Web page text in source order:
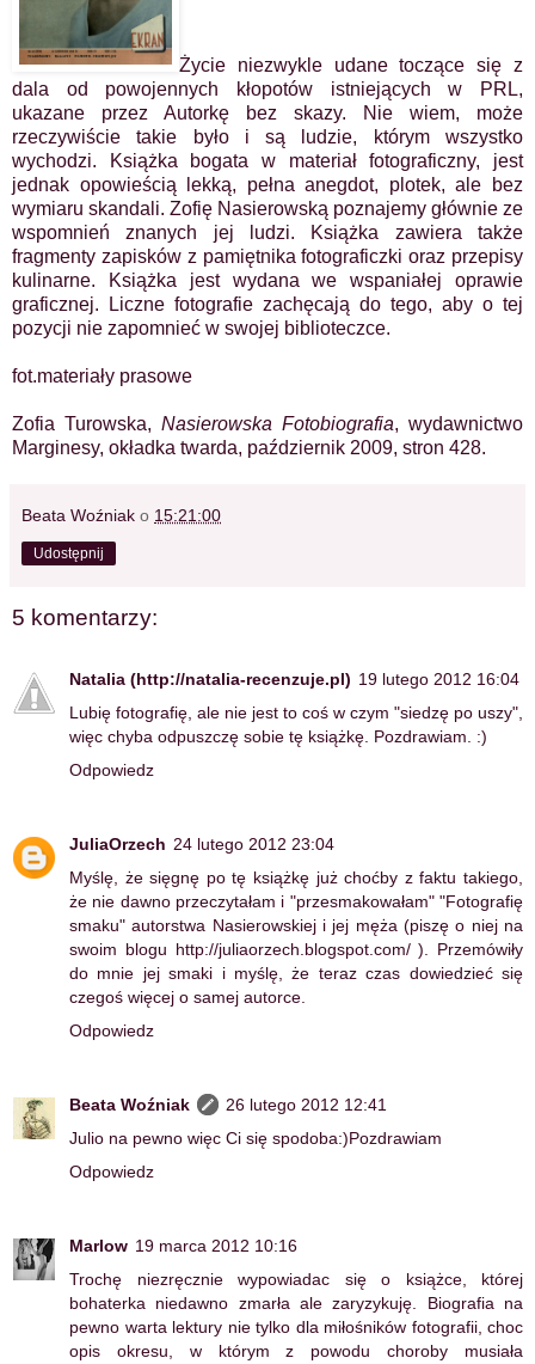
Życie niezwykle udane toczące się z
dala od powojennych kłopotów istniejących w PRL,
ukazane przez Autorkę bez skazy. Nie wiem, może
rzeczywiście takie było i są ludzie, którym wszystko
wychodzi. Książka bogata w materiał fotograficzny, jest
jednak opowieścią lekką, pełna anegdot, plotek, ale bez
wymiaru skandali. Zofię Nasierowską poznajemy głównie ze
wspomnień znanych jej ludzi. Książka zawiera także
fragmenty zapisków z pamiętnika fotograficzki oraz przepisy
kulinarne. Książka jest wydana we wspaniałej oprawie
graficznej. Liczne fotografie zachęcają do tego, aby o tej
pozycji nie zapomnieć w swojej biblioteczce.
fot.materiały prasowe
Zofia Turowska, Nasierowska Fotobiografia, wydawnictwo
Marginesy, okładka twarda, październik 2009, stron 428.
Beata Woźniak o 15:21:00
Udostępnij
5 komentarzy:
Natalia (http://natalia-recenzuje.pl) 19 lutego 2012 16:04
Lubię fotografię, ale nie jest to coś w czym "siedzę po uszy",
więc chyba odpuszczę sobie tę książkę. Pozdrawiam. :)
Odpowiedz
JuliaOrzech 24 lutego 2012 23:04
Myślę, że sięgnę po tę książkę już choćby z faktu takiego,
że nie dawno przeczytałam i "przesmakowałam" "Fotografię
smaku" autorstwa Nasierowskiej i jej męża (piszę o niej na
swoim blogu http://juliaorzech.blogspot.com/ ). Przemówiły
do mnie jej smaki i myślę, że teraz czas dowiedzieć się
czegoś więcej o samej autorce.
Odpowiedz
Beata Woźniak
26 lutego 2012 12:41
Julio na pewno więc Ci się spodoba:)Pozdrawiam
Odpowiedz
Marlow 19 marca 2012 10:16
Trochę niezręcznie wypowiadac się o książce, której
bohaterka niedawno zmarła ale zaryzykuję. Biografia na
pewno warta lektury nie tylko dla miłośników fotografii, choc
opis okresu, w którym z powodu choroby musiała